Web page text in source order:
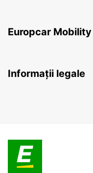
Europcar Mobility
Informații legale